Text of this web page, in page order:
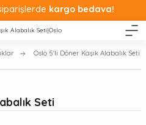
kargo bedava!
Oslo 5'li Döner Kaşık Alabalık Seti
Seti